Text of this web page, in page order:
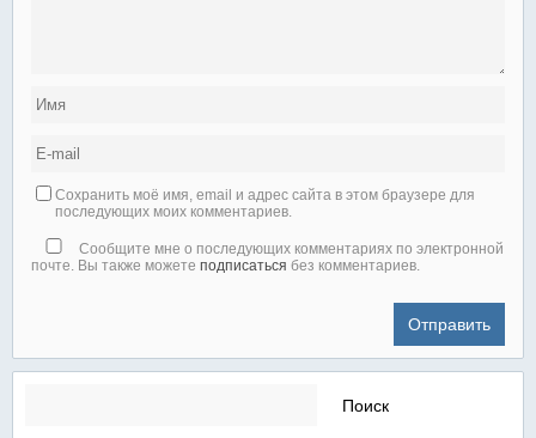
Сохранить моё имя, email и адрес сайта в этом браузере для
последующих моих комментариев.
Сообщите мне о последующих комментариях по электронной
почте. Вы также можете подписаться без комментариев.
Найти: